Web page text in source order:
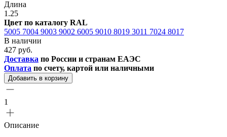
Длина
1.25
Цвет по каталогу RAL
5005 7004 9003 9002 6005 9010 8019 3011 7024 8017
В наличии
427 руб.
Доставка по России и странам ЕАЭС
Оплата по счету, картой или наличными
Добавить в корзину
1
Описание